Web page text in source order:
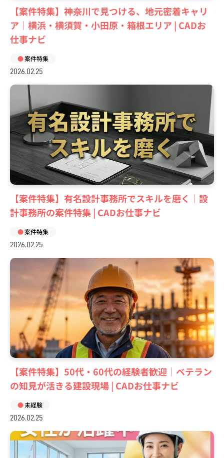
【案件特集】神奈川で見つける、地元密着キャリ
ア｜横浜・横須賀・小田原・箱根エリア | CADお
仕事ナビ
案件特集
2026.02.25
【案件特集】有名設計事務所でスキルを磨く｜設
計事務所の案件特集 | CADお仕事ナビ
案件特集
2026.02.25
【案件特集】50代・60代の経験者歓迎｜ベテラン
の知見が活きる建設現場 | CADお仕事ナビ
未経験
2026.02.25